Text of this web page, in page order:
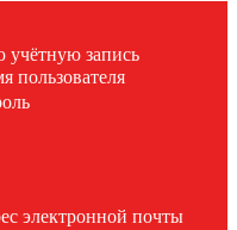
учётную запись
пользователя
электронной почты